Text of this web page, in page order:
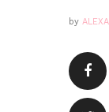
by